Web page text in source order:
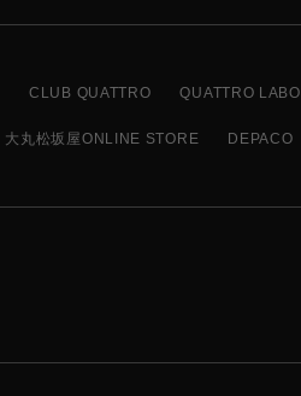
CLUB QUATTRO QUATTRO LABO
大丸松坂屋ONLINE STORE DEPACO